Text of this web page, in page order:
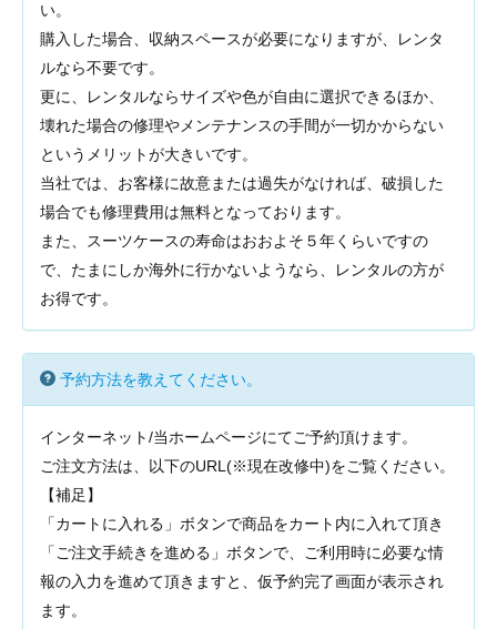
い。
購入した場合、収納スペースが必要になりますが、レンタ
ルなら不要です。
更に、レンタルならサイズや色が自由に選択できるほか、
壊れた場合の修理やメンテナンスの手間が一切かからない
というメリットが大きいです。
当社では、お客様に故意または過失がなければ、破損した
場合でも修理費用は無料となっております。
また、スーツケースの寿命はおおよそ５年くらいですの
で、たまにしか海外に行かないようなら、レンタルの方が
お得です。
予約方法を教えてください。
インターネット/当ホームページにてご予約頂けます。
ご注文方法は、以下のURL(※現在改修中)をご覧ください。
【補足】
「カートに入れる」ボタンで商品をカート内に入れて頂き
「ご注文手続きを進める」ボタンで、ご利用時に必要な情
報の入力を進めて頂きますと、仮予約完了画面が表示され
ます。